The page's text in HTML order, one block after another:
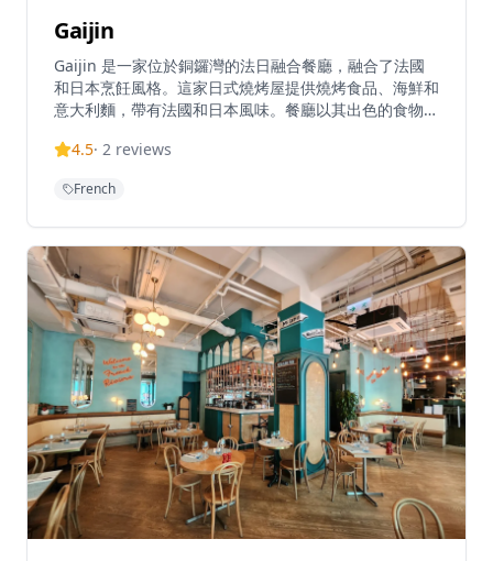
Gaijin
Gaijin 是一家位於銅鑼灣的法日融合餐廳，融合了法國
和日本烹飪風格。這家日式燒烤屋提供燒烤食品、海鮮和
意大利麵，帶有法國和日本風味。餐廳以其出色的食物而
道菜親自挑選時令食材和海鮮，創造出非凡的法式西餐體
Circle Tower（又稱永光中心）9樓。雖然座位空間不算
尋求精緻法日融合料理的著名目的地。餐廳的菜單經過精
心設計，每一道菜都展現了法日融合料理的獨特魅力。從
經典的法式前菜到創新的日式燒烤，每一道都經過精心製
作，確保呈現最佳風味。餐廳的環境設計現代而優雅，營
造出舒適的用餐氛圍。無論是商務宴請、慶祝特殊場合還
是浪漫約會，Gaijin都能提供難忘的用餐體驗，讓您在品
嚐法日融合料理的同時，感受兩種飲食文化碰撞所帶來的
驚喜。
4.5· 2 reviews
French